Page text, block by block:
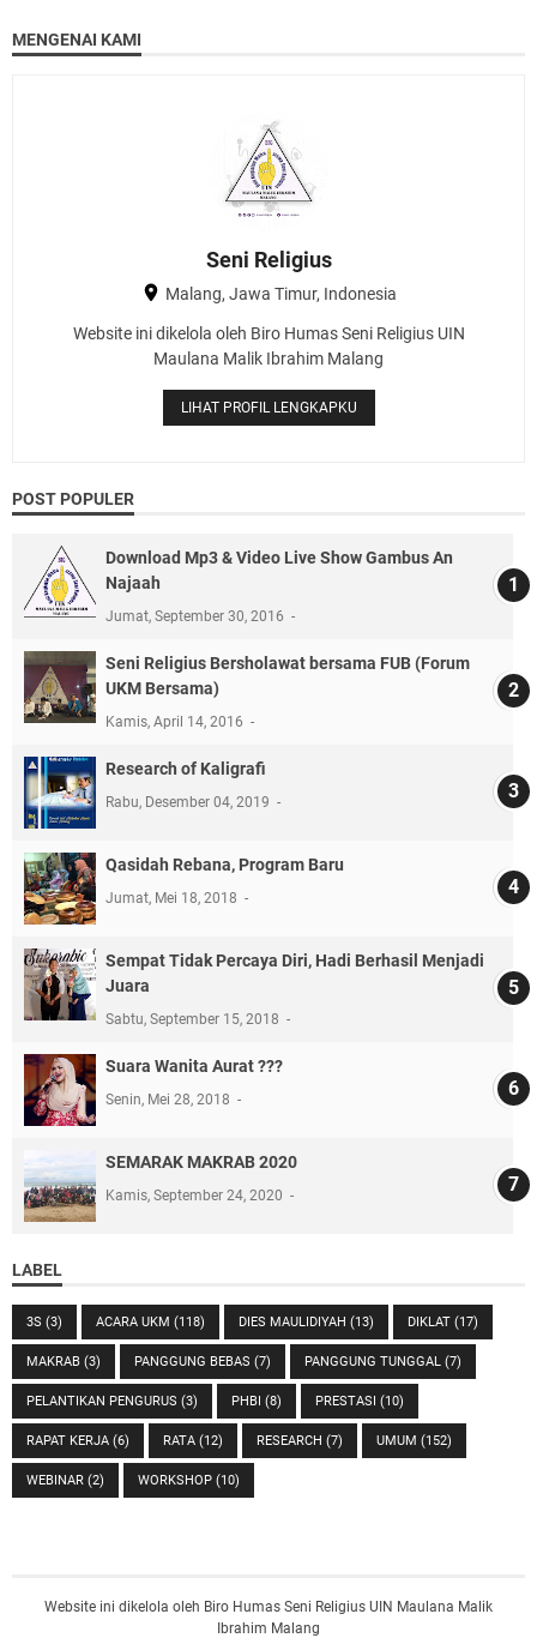
MENGENAI KAMI
Seni Religius
Malang, Jawa Timur, Indonesia
Website ini dikelola oleh Biro Humas Seni Religius UIN
Maulana Malik Ibrahim Malang
LIHAT PROFIL LENGKAPKU
POST POPULER
Download Mp3 & Video Live Show Gambus An
Najaah
Jumat, September 30, 2016
Seni Religius Bersholawat bersama FUB (Forum
UKM Bersama)
Kamis, April 14, 2016
Research of Kaligrafi
Rabu, Desember 04, 2019
Qasidah Rebana, Program Baru
Jumat, Mei 18, 2018
Sempat Tidak Percaya Diri, Hadi Berhasil Menjadi
Juara
Sabtu, September 15, 2018
Suara Wanita Aurat ???
Senin, Mei 28, 2018
SEMARAK MAKRAB 2020
Kamis, September 24, 2020
LABEL
3S (3) ACARA UKM (118) DIES MAULIDIYAH (13) DIKLAT (17)
MAKRAB (3) PANGGUNG BEBAS (7) PANGGUNG TUNGGAL (7)
PELANTIKAN PENGURUS (3) PHBI (8) PRESTASI (10)
RAPAT KERJA (6) RATA (12) RESEARCH (7) UMUM (152)
WEBINAR (2) WORKSHOP (10)
Website ini dikelola oleh Biro Humas Seni Religius UIN Maulana Malik
Ibrahim Malang